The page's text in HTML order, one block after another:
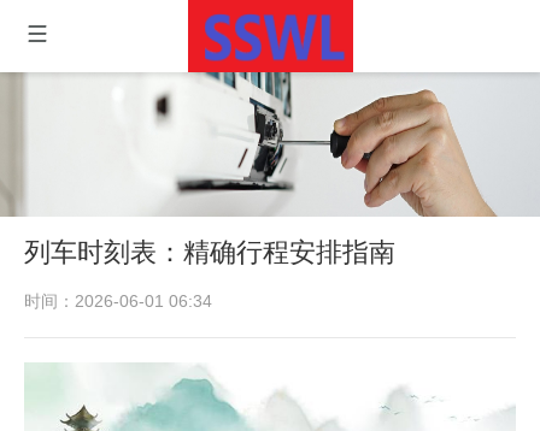
列车时刻表：精确行程安排指南
时间：2026-06-01 06:34